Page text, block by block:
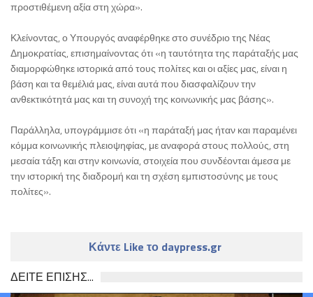
προστιθέμενη αξία στη χώρα».
Κλείνοντας, ο Υπουργός αναφέρθηκε στο συνέδριο της Νέας
Δημοκρατίας, επισημαίνοντας ότι «η ταυτότητα της παράταξής μας
διαμορφώθηκε ιστορικά από τους πολίτες και οι αξίες μας, είναι η
βάση και τα θεμέλιά μας, είναι αυτά που διασφαλίζουν την
ανθεκτικότητά μας και τη συνοχή της κοινωνικής μας βάσης».
Παράλληλα, υπογράμμισε ότι «η παράταξή μας ήταν και παραμένει
κόμμα κοινωνικής πλειοψηφίας, με αναφορά στους πολλούς, στη
μεσαία τάξη και στην κοινωνία, στοιχεία που συνδέονται άμεσα με
την ιστορική της διαδρομή και τη σχέση εμπιστοσύνης με τους
πολίτες».
Κάντε Like το daypress.gr
ΔΕΙΤΕ ΕΠΙΣΗΣ...